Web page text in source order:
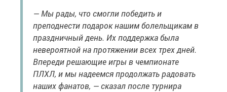
— Мы рады, что смогли победить и
преподнести подарок нашим болельщикам в
праздничный день. Их поддержка была
невероятной на протяжении всех трех дней.
Впереди решающие игры в чемпионате
ПЛХЛ, и мы надеемся продолжать радовать
наших фанатов, — сказал после турнира